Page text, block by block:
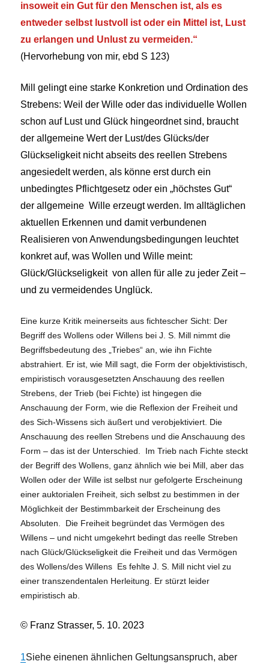
insoweit ein Gut für den Menschen ist, als es
entweder selbst lustvoll ist oder ein Mittel ist, Lust
zu erlangen und Unlust zu vermeiden.“
(Hervorhebung von mir, ebd S 123)
Mill gelingt eine starke Konkretion und Ordination des
Strebens: Weil der Wille oder das individuelle Wollen
schon auf Lust und Glück hingeordnet sind, braucht
der allgemeine Wert der Lust/des Glücks/der
Glückseligkeit nicht abseits des reellen Strebens
angesiedelt werden, als könne erst durch ein
unbedingtes Pflichtgesetz oder ein „höchstes Gut“
der allgemeine Wille erzeugt werden. Im alltäglichen
aktuellen Erkennen und damit verbundenen
Realisieren von Anwendungsbedingungen leuchtet
konkret auf, was Wollen und Wille meint:
Glück/Glückseligkeit von allen für alle zu jeder Zeit –
und zu vermeidendes Unglück.
Eine kurze Kritik meinerseits aus fichtescher Sicht: Der
Begriff des Wollens oder Willens bei J. S. Mill nimmt die
Begriffsbedeutung des „Triebes“ an, wie ihn Fichte
abstrahiert. Er ist, wie Mill sagt, die Form der objektivistisch,
empiristisch vorausgesetzten Anschauung des reellen
Strebens, der Trieb (bei Fichte) ist hingegen die
Anschauung der Form, wie die Reflexion der Freiheit und
des Sich-Wissens sich äußert und verobjektiviert. Die
Anschauung des reellen Strebens und die Anschauung des
Form – das ist der Unterschied. Im Trieb nach Fichte steckt
der Begriff des Wollens, ganz ähnlich wie bei Mill, aber das
Wollen oder der Wille ist selbst nur gefolgerte Erscheinung
einer auktorialen Freiheit, sich selbst zu bestimmen in der
Möglichkeit der Bestimmbarkeit der Erscheinung des
Absoluten. Die Freiheit begründet das Vermögen des
Willens – und nicht umgekehrt bedingt das reelle Streben
nach Glück/Glückseligkeit die Freiheit und das Vermögen
des Wollens/des Willens Es fehlte J. S. Mill nicht viel zu
einer transzendentalen Herleitung. Er stürzt leider
empiristisch ab.
© Franz Strasser, 5. 10. 2023
1Siehe einenen ähnlichen Geltungsanspruch, aber